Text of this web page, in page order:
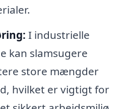
I industrielle
kan slamsugere
store mængder
hvilket er vigtigt for